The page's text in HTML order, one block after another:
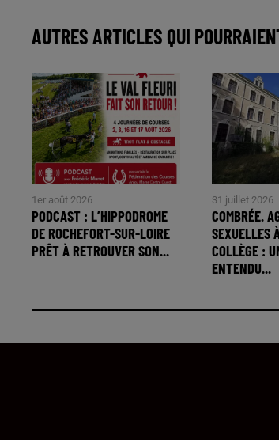
AUTRES ARTICLES QUI
1er août 2026
PODCAST : L’HIPPODROME
DE ROCHEFORT-SUR-LOIRE
PRÊT À RETROUVER SON...
31 juillet 2026
COMBRÉE.
SEXUELLES
COLLÈGE :
ENTENDU...